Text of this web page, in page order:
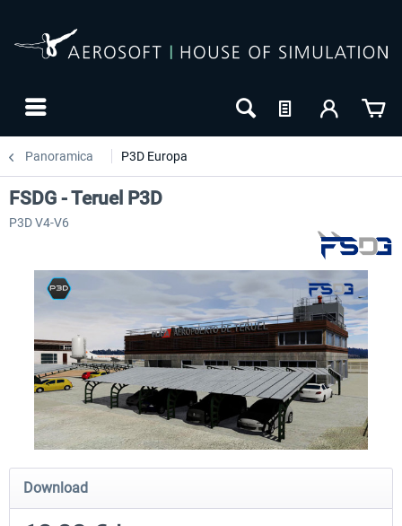
Panoramica P3D Europa
Hamburg-Finkenwerder Madeira X Evolution
FSDG - Teruel P3D
P3D V4-V6
Download